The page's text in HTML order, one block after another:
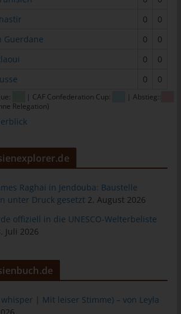
0
0
Guerdane 0
0
0
0
0 0
| CAF Confederation Cup:
| Abstieg::
Relegation)
Raghai in Jendouba: Baustelle
unter Druck gesetzt 2. August 2026
offiziell in die UNESCO-Welterbeliste
Juli 2026
whisper | Mit leiser Stimme) – von Leyla
616
Cookies. Cookies sind
über einen Internetbrowser auf einem
und Server verwenden Cookies. Viele
des Cookies. Sie besteht aus einer
welche Internetseiten und Server dem
wurde. Dies ermöglicht es den
und Servern, den individuellen
enthalten, zu unterscheiden. Ein bestimmter